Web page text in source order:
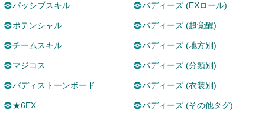
パッシブスキル
ポテンシャル
チームスキル
マジコス
バディストーンボード
★6EX
バディーズ (EXロール)
バディーズ (超覚醒)
バディーズ (地方別)
バディーズ (分類別)
バディーズ (衣装別)
バディーズ (その他タグ)